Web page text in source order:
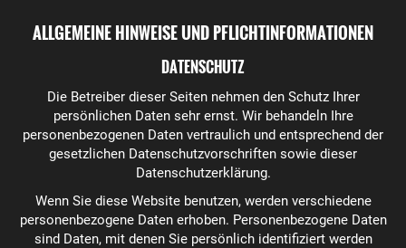
ALLGEMEINE HINWEISE UND PFLICHTINFORMATIONEN
DATENSCHUTZ
Die Betreiber dieser Seiten nehmen den Schutz Ihrer
persönlichen Daten sehr ernst. Wir behandeln Ihre
personenbezogenen Daten vertraulich und entsprechend der
gesetzlichen Datenschutzvorschriften sowie dieser
Datenschutzerklärung.
Wenn Sie diese Website benutzen, werden verschiedene
personenbezogene Daten erhoben. Personenbezogene Daten
sind Daten, mit denen Sie persönlich identifiziert werden